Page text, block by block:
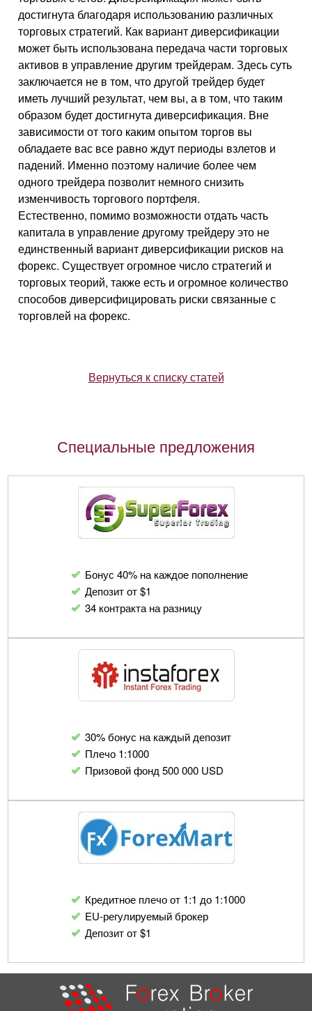
достигнута благодаря использованию различных
торговых стратегий. Как вариант диверсификации
может быть использована передача части торговых
активов в управление другим трейдерам. Здесь суть
заключается не в том, что другой трейдер будет
иметь лучший результат, чем вы, а в том, что таким
образом будет достигнута диверсификация. Вне
зависимости от того каким опытом торгов вы
обладаете вас все равно ждут периоды взлетов и
падений. Именно поэтому наличие более чем
одного трейдера позволит немного снизить
изменчивость торгового портфеля.
Естественно, помимо возможности отдать часть
капитала в управление другому трейдеру это не
единственный вариант диверсификации рисков на
форекс. Существует огромное число стратегий и
торговых теорий, также есть и огромное количество
способов диверсифицировать риски связанные с
торговлей на форекс.
Вернуться к списку статей
Специальные предложения
Бонус 40% на каждое пополнение
Депозит от $1
34 контракта на разницу
30% бонус на каждый депозит
Плечо 1:1000
Призовой фонд 500 000 USD
Кредитное плечо от 1:1 до 1:1000
EU-регулируемый брокер
Депозит от $1